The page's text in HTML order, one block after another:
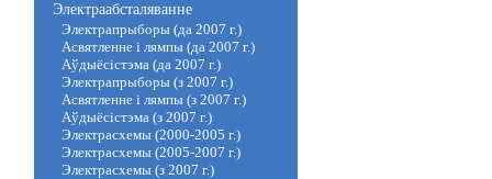
Электраабсталяванне
Электрапрыборы (да 2007 г.)
Асвятленне і лямпы (да 2007 г.)
Аўдыёсістэма (да 2007 г.)
Электрапрыборы (з 2007 г.)
Асвятленне і лямпы (з 2007 г.)
Аўдыёсістэма (з 2007 г.)
Электрасхемы (2000-2005 г.)
Электрасхемы (2005-2007 г.)
Электрасхемы (з 2007 г.)